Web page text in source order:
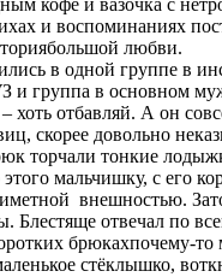
и воспоминаниях
любви.
в одной группе в
и группа в основном
хоть отбавляй. А он
скорее довольно
торчали тонкие
мальчишку, с его
внешностью.
Блестяще отвечал по
брюкахпочему-то
стёклышко,